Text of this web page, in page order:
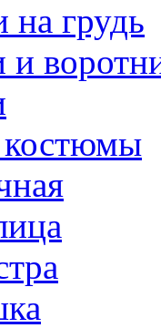
на грудь
и
костюмы